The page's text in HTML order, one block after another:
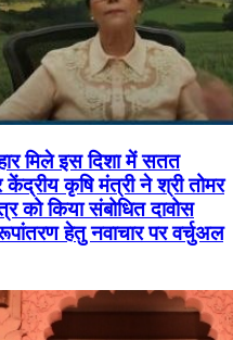
मिले इस दिशा में सतत
केंद्रीय कृषि मंत्री ने श्री तोमर
को किया संबोधित दावोस
हेतु नवाचार पर वर्चुअल